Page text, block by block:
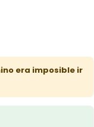
era imposible ir